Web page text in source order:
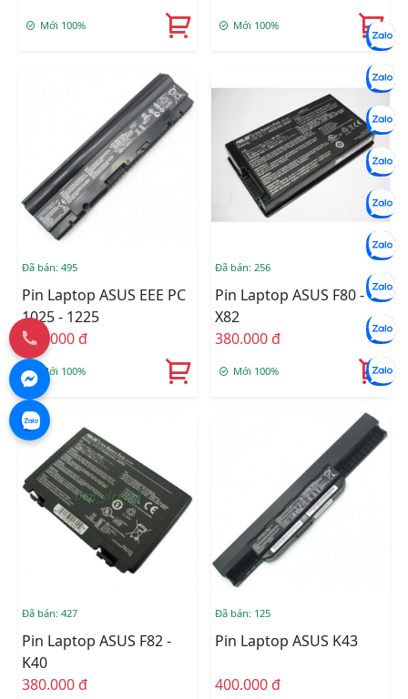
Mới 100% Mới 100%
Đã bán: 495
Pin Laptop ASUS EEE PC
1025 - 1225
490.000 đ
Mới 100%
Đã bán: 256
Pin Laptop ASUS F80 -
X82
380.000 đ
Mới 100%
Đã bán: 427
Pin Laptop ASUS F82 -
K40
380.000 đ
Đã bán: 125
Pin Laptop ASUS K43
400.000 đ